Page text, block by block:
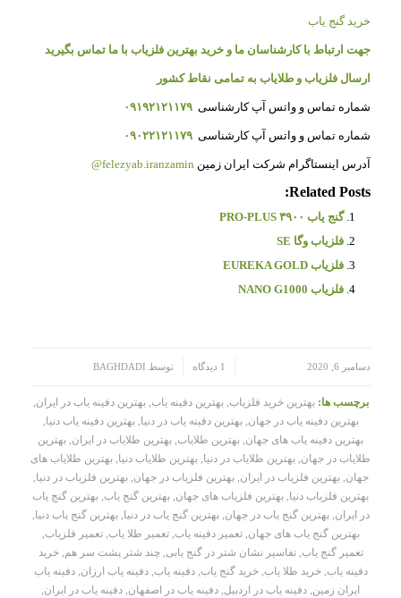
خرید گنج یاب
جهت ارتباط با کارشناسان ما و خرید بهترین فلزیاب با ما تماس بگیرید
ارسال فلزیاب و طلایاب به تمامی نقاط کشور
شماره تماس و واتس آپ کارشناسی ۰۹۱۹۲۱۲۱۱۷۹
شماره تماس و واتس آپ کارشناسی ۰۹۰۲۲۱۲۱۱۷۹
آدرس اینستاگرام شرکت ایران زمین felezyab.iranzamin@
Related Posts:
گنج یاب ۳۹۰۰ PRO-PLUS
فلزیاب وگا SE
فلزیاب EUREKA GOLD
فلزیاب NANO G1000
دسامبر 6, 2020 1 دیدگاه توسط BAGHDADI
برچسب ها: بهترین خرید فلزیاب,بهترین دفینه یاب,بهترین دفینه یاب در ایران,
بهترین دفینه یاب در جهان,بهترین دفینه یاب در دنیا,بهترین دفینه یاب دنیا,
بهترین دفینه یاب های جهان, بهترین طلایاب, بهترین طلایاب در ایران, بهترین
طلایاب در جهان, بهترین طلایاب در دنیا, بهترین طلایاب دنیا, بهترین طلایاب های
جهان,بهترین فلزیاب در ایران,بهترین فلزیاب در جهان,بهترین فلزیاب در دنیا,
بهترین فلزیاب دنیا, بهترین فلزیاب های جهان, بهترین گنج یاب, بهترین گنج یاب
در ایران,بهترین گنج یاب در جهان,بهترین گنج یاب در دنیا,بهترین گنج یاب دنیا,
بهترین گنج یاب های جهان,تعمیر دفینه یاب,تعمیر طلا یاب,تعمیر فلزیاب,
تعمیر گنج یاب,تفاسیر نشان شتر در گنج یابی,چند شتر پشت سر هم,خرید
دفینه یاب,خرید طلا یاب,خرید گنج یاب,دفینه یاب,دفینه یاب ارزان,دفینه یاب
ایران زمین, دفینه یاب در اردبیل, دفینه یاب در اصفهان, دفینه یاب در ایران,